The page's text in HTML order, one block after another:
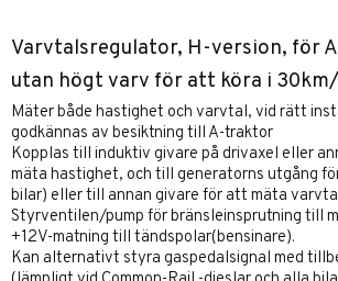
Varvtalsregulator, H-version, för
utan högt varv för att köra i
Mäter både hastighet och varvtal, vid rätt
godkännas av besiktning till A-traktor
Kopplas till induktiv givare på drivaxel eller
mäta hastighet, och till generatorns utgång
bilar) eller till annan givare för att mäta
Styrventilen/pump för bränsleinsprutning till
+12V-matning till tändspolar(bensinare).
Kan alternativt styra gaspedalsignal med